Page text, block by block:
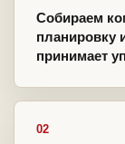
Собираем
планировку
принимает
02